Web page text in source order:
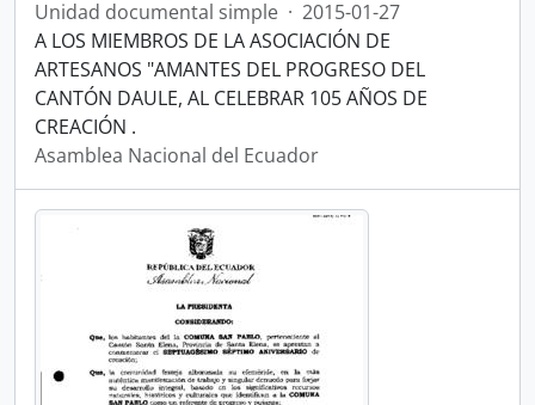
Unidad documental simple · 2015-01-27
A LOS MIEMBROS DE LA ASOCIACIÓN DE
ARTESANOS "AMANTES DEL PROGRESO DEL
CANTÓN DAULE, AL CELEBRAR 105 AÑOS DE
CREACIÓN .
Asamblea Nacional del Ecuador